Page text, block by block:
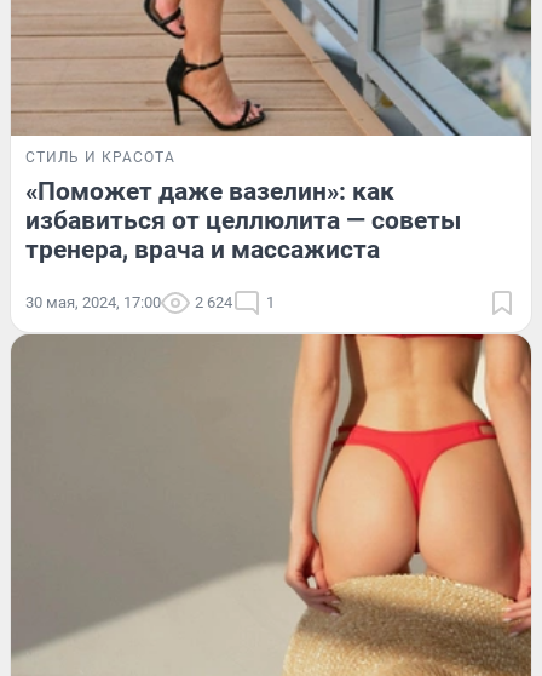
СТИЛЬ И КРАСОТА
«Поможет даже вазелин»: как
избавиться от целлюлита — советы
тренера, врача и массажиста
30 мая, 2024, 17:00 2 624 1